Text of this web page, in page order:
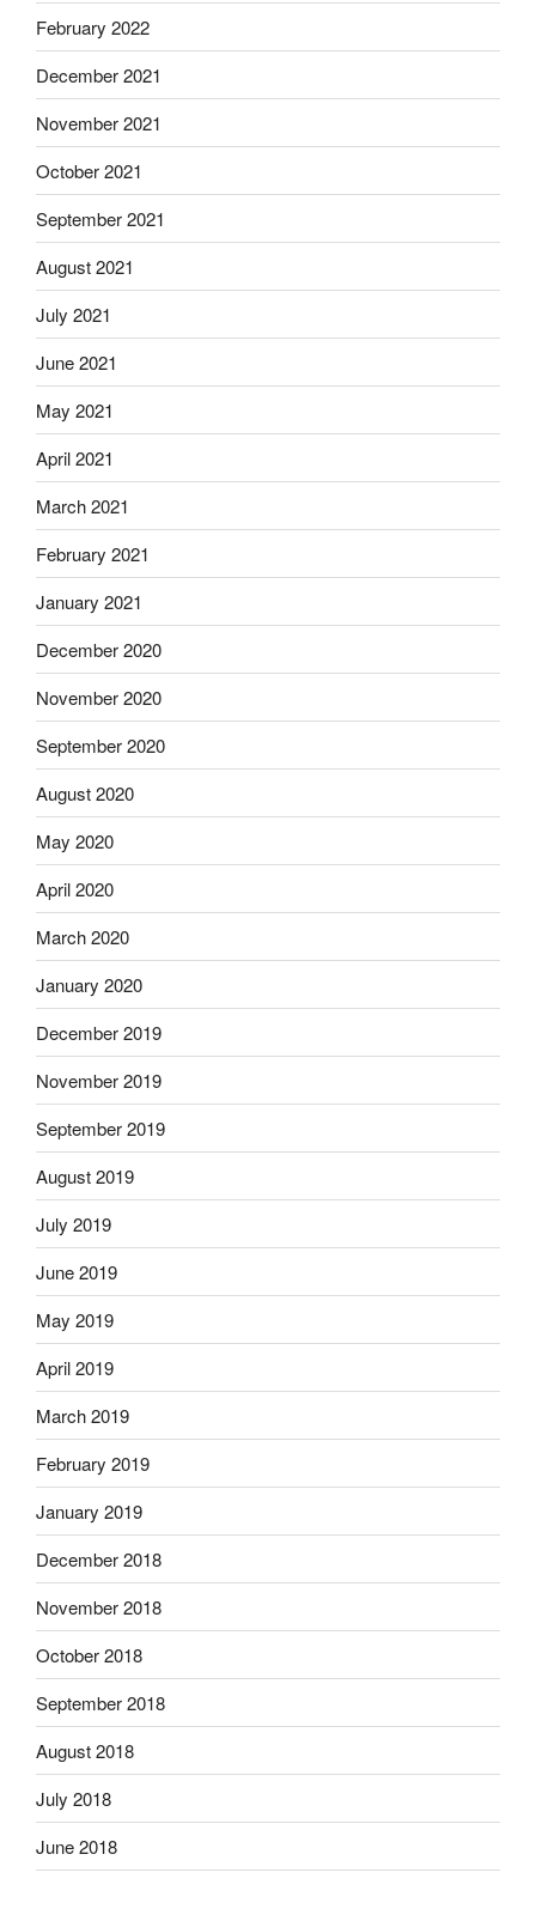
February 2022
December 2021
November 2021
October 2021
September 2021
August 2021
July 2021
June 2021
May 2021
April 2021
March 2021
February 2021
January 2021
December 2020
November 2020
September 2020
August 2020
May 2020
April 2020
March 2020
January 2020
December 2019
November 2019
September 2019
August 2019
July 2019
June 2019
May 2019
April 2019
March 2019
February 2019
January 2019
December 2018
November 2018
October 2018
September 2018
August 2018
July 2018
June 2018